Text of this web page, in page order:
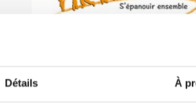
Détails À